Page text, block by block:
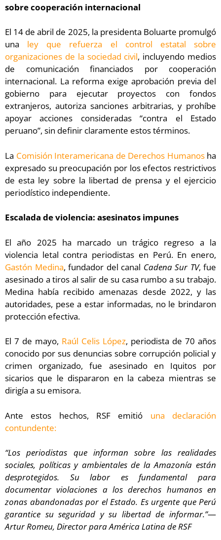
sobre cooperación internacional
El 14 de abril de 2025, la presidenta Boluarte promulgó
una ley que refuerza el control estatal sobre
organizaciones de la sociedad civil, incluyendo medios
de comunicación financiados por cooperación
internacional. La reforma exige aprobación previa del
gobierno para ejecutar proyectos con fondos
extranjeros, autoriza sanciones arbitrarias, y prohíbe
apoyar acciones consideradas “contra el Estado
peruano”, sin definir claramente estos términos.
La Comisión Interamericana de Derechos Humanosha
expresado su preocupación por los efectos restrictivos
de esta ley sobre la libertad de prensa y el ejercicio
periodístico independiente.
Escalada de violencia: asesinatos impunes
El año 2025 ha marcado un trágico regreso a la
violencia letal contra periodistas en Perú. En enero,
Gastón Medina, fundador del canal Cadena Sur TV, fue
asesinado a tiros al salir de su casa rumbo a su trabajo.
Medina había recibido amenazas desde 2022, y las
autoridades, pese a estar informadas, no le brindaron
protección efectiva.
El 7 de mayo, Raúl Celis López, periodista de 70 años
conocido por sus denuncias sobre corrupción policial y
crimen organizado, fue asesinado en Iquitos por
sicarios que le dispararon en la cabeza mientras se
dirigía a su emisora.
Ante estos hechos, RSF emitió una declaración
contundente:
“Los periodistas que informan sobre las realidades
sociales, políticas y ambientales de la Amazonía están
desprotegidos. Su labor es fundamental para
documentar violaciones a los derechos humanos en
zonas abandonadas por el Estado. Es urgente que Perú
garantice su seguridad y su libertad de informar.”—
Artur Romeu, Director para América Latina de RSF